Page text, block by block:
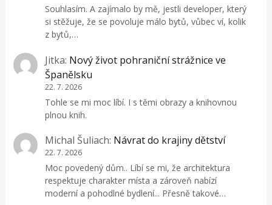
Souhlasím. A zajímalo by mě, jestli developer, který
si stěžuje, že se povoluje málo bytů, vůbec ví, kolik
z bytů,…
Jitka: Nový život pohraniční strážnice ve
Španělsku
22. 7. 2026
Tohle se mi moc líbí. I s těmi obrazy a knihovnou
plnou knih.
Michal Šuliach: Návrat do krajiny dětství
22. 7. 2026
Moc povedený dům.. Líbí se mi, že architektura
respektuje charakter místa a zároveň nabízí
moderní a pohodlné bydlení... Přesně takové…